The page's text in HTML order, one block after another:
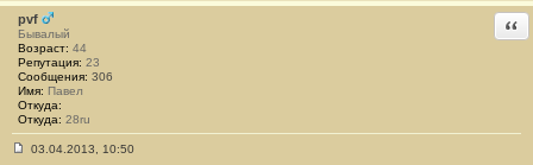
щ
е
#
3
4
pvf
Бывалый
Возраст: 44
Репутация: 23
Сообщения: 306
Имя: Павел
Откуда:
Откуда: 28ru
03.04.2013, 10:50